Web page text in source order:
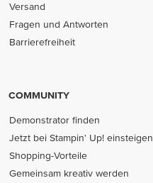
Versand
Fragen und Antworten
Barrierefreiheit
COMMUNITY
Demonstrator finden
Jetzt bei Stampin' Up! einsteigen
Shopping-Vorteile
Gemeinsam kreativ werden